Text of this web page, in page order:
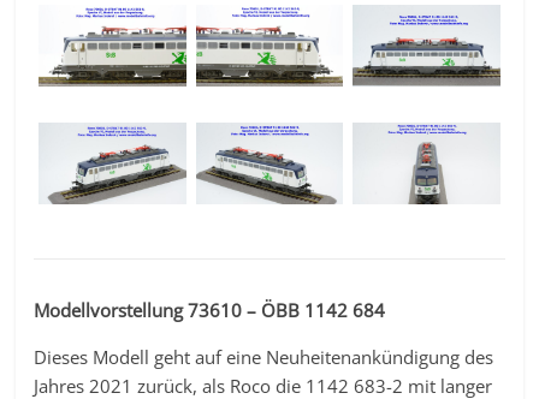
Modellvorstellung 73610 – ÖBB 1142 684
Dieses Modell geht auf eine Neuheitenankündigung des
Jahres 2021 zurück, als Roco die 1142 683-2 mit langer